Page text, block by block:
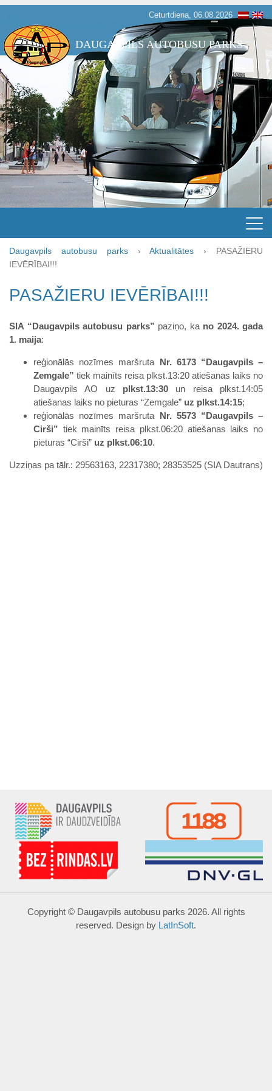
Ceturtdiena, 06.08.2026
DAUGAVPILS AUTOBUSU PARKS
Daugavpils autobusu parks›Aktualitātes › PASAŽIERU
IEVĒRĪBAI!!!
PASAŽIERU IEVĒRĪBAI!!!
SIA “Daugavpils autobusu parks” paziņo, ka no 2024. gada
1. maija:
reģionālās nozīmes maršruta Nr. 6173 “Daugavpils –
Zemgale” tiek mainīts reisa plkst.13:20 atiešanas laiks no
Daugavpils AO uz plkst.13:30 un reisa plkst.14:05
atiešanas laiks no pieturas “Zemgale” uz plkst.14:15;
reģionālās nozīmes maršruta Nr. 5573 “Daugavpils –
Cirši” tiek mainīts reisa plkst.06:20 atiešanas laiks no
pieturas “Cirši” uz plkst.06:10.
Uzziņas pa tālr.: 29563163, 22317380; 28353525 (SIA Dautrans)
Copyright © Daugavpils autobusu parks 2026. All rights
reserved. Design by LatInSoft.